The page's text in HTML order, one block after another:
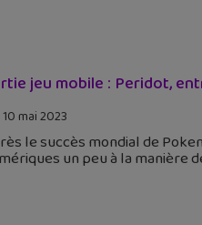
jeu mobile : Peridot,
10 mai 2023
le succès mondial de
un peu à la manière